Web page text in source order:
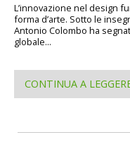
L’innovazione nel design
forma d’arte. Sotto le
Antonio Colombo ha
globale...
CONTINUA A